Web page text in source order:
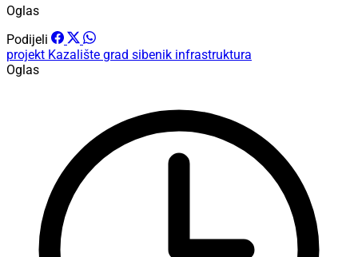
Oglas
Podijeli
projekt Kazalište grad sibenik infrastruktura
Oglas